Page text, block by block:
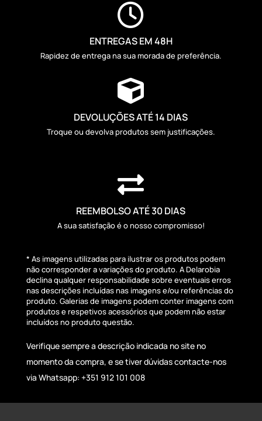

ENTREGAS EM 48H
Rapidez de entrega na sua morada de preferência.

DEVOLUÇÕES ATÉ 14 DIAS
Troque ou devolva produtos sem justificações.

REEMBOLSO ATÉ 30 DIAS
A sua satisfação é o nosso compromisso!
* As imagens utilizadas para ilustrar os produtos podem
não corresponder a variações do produto. A Delarobia
declina qualquer responsabilidade sobre eventuais erros
nas descrições incluídas nas imagens e/ou referências do
produto. Galerias de imagens podem conter imagens com
produtos e respetivos acessórios que podem não estar
incluídos no produto questão.
Verifique sempre a descrição indicada no site no
momento da compra, e se tiver dúvidas contacte-nos
via Whatsapp: +351 912 101 008